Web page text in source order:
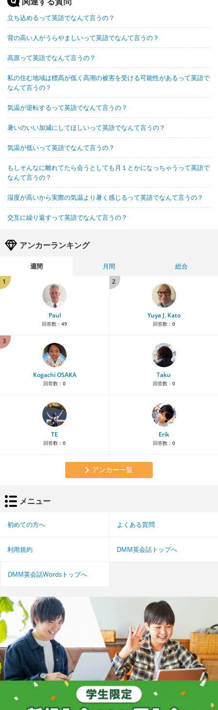
立ち込めるって英語でなんて言うの？
背の高い人がうらやましいって英語でなんて言うの？
高原って英語でなんて言うの？
私の住む地域は標高が低く高潮の被害を受ける可能性があるって英語で
なんて言うの？
気温が逆転するって英語でなんて言うの？
暑いのいい加減にしてほしいって英語でなんて言うの？
気温が低いって英語でなんて言うの？
もしそんなに離れてたら会うとしても月１とかになっちゃうって英語で
なんて言うの？
湿度が高いから実際の気温より暑く感じるって英語でなんて言うの？
交互に繰り返すって英語でなんて言うの？
アンカーランキング
週間 月間
総合
1
Paul
回答数： 49
2
Yuya J. Kato
回答数： 0
3
Kogachi OSAKA
回答数： 0
Taku
回答数： 0
TE
回答数： 0
Erik
回答数： 0
アンカー一覧
メニュー
初めての方へ よくある質問
利用規約 DMM英会話トップへ
DMM英会話Wordsトップへ